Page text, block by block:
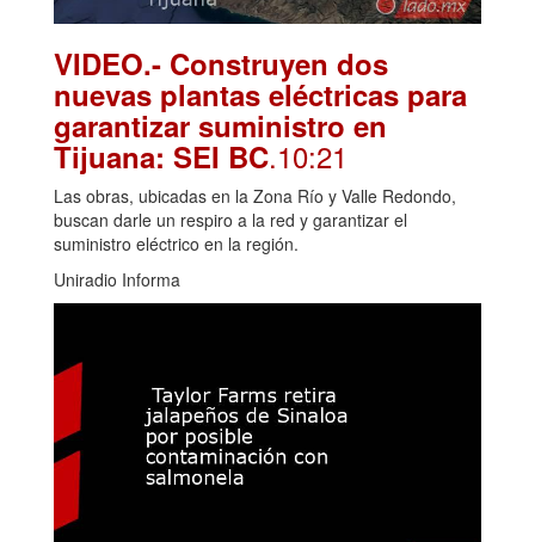
VIDEO.- Construyen dos
nuevas plantas eléctricas para
garantizar suministro en
Tijuana: SEI BC.10:21
Las obras, ubicadas en la Zona Río y Valle Redondo,
buscan darle un respiro a la red y garantizar el
suministro eléctrico en la región.
Uniradio Informa